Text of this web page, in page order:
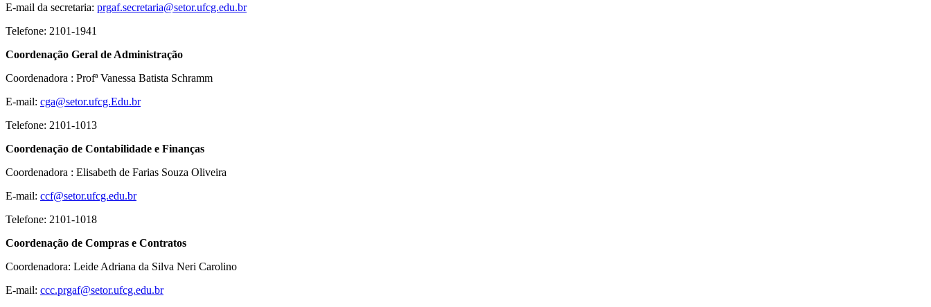
E-mail da secretaria: prgaf.secretaria@setor.ufcg.edu.br
Telefone: 2101-1941
Coordenação Geral de Administração
Coordenadora : Profª Vanessa Batista Schramm
E-mail: cga@setor.ufcg.Edu.br
Telefone: 2101-1013
Coordenação de Contabilidade e Finanças
Coordenadora : Elisabeth de Farias Souza Oliveira
E-mail: ccf@setor.ufcg.edu.br
Telefone: 2101-1018
Coordenação de Compras e Contratos
Coordenadora: Leide Adriana da Silva Neri Carolino
E-mail: ccc.prgaf@setor.ufcg.edu.br